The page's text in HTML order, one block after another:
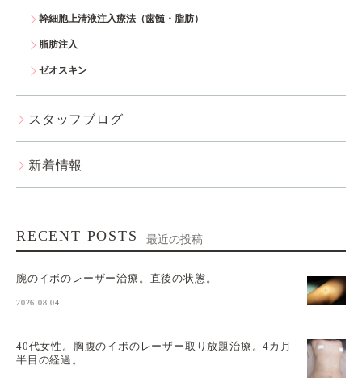
幹細胞上清液注入療法（歯髄・脂肪）
脂肪注入
ゼオスキン
スタッフブログ
新着情報
RECENT POSTS 最近の投稿
腕のイボのレーザー治療。直後の状態。
2026.08.04
40代女性。胸腹のイボのレーザー取り放題治療。4カ月
半目の経過。